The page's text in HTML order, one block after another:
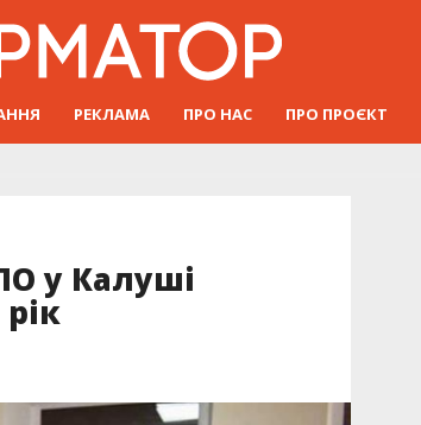
РЕКЛАМА ПРО НАС ПРО ПРОЄКТ
у Калуші